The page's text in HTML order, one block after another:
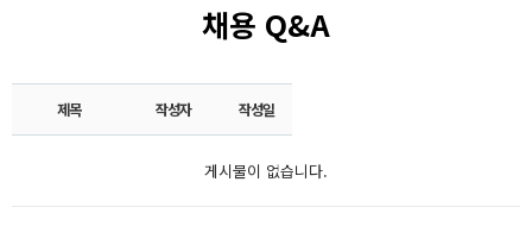
채용 Q&A
제목 작성자 작성일
게시물이 없습니다.